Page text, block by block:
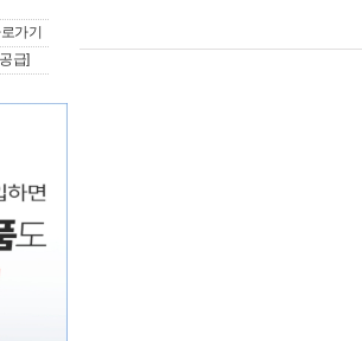
가기
급]